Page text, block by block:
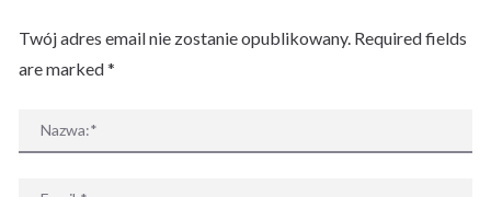
Twój adres email nie zostanie opublikowany. Required fields
are marked*